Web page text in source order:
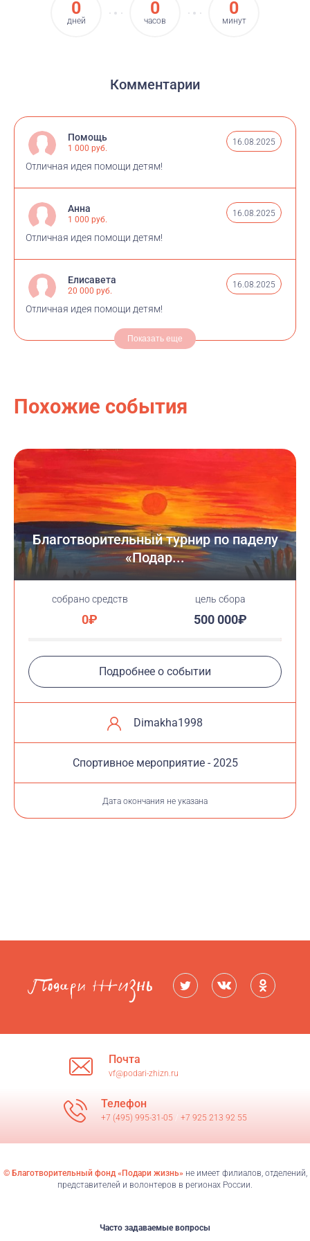
лейкоз. И теперь он помогает людям становиться
лучше изо дня в день. Волонтёрил в фонде в проекте
0
дней
0
часов
0
минут
Комментарии
Помощь
1 000 руб.
16.08.2025
Отличная идея помощи детям!
Анна
1 000 руб.
16.08.2025
Отличная идея помощи детям!
Елисавета
20 000 руб.
16.08.2025
Отличная идея помощи детям!
Показать еще
Похожие события
Благотворительный турнир по паделу
«Подар...
cобрано средств
0₽
цель сбора
500 000₽
Подробнее о событии
Dimakha1998
Cпортивное мероприятие - 2025
Дата окончания не указана
Почта
vf@podari-zhizn.ru
Телефон
+7 (495) 995-31-05 +7 925 213 92 55
© Благотворительный фонд «Подари жизнь»не имеет филиалов, отделений,
представителей и волонтеров в регионах России.
Часто задаваемые вопросы